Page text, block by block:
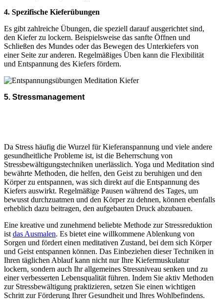
4. Spezifische Kieferübungen
Es gibt zahlreiche Übungen, die speziell darauf ausgerichtet sind,
den Kiefer zu lockern. Beispielsweise das sanfte Öffnen und
Schließen des Mundes oder das Bewegen des Unterkiefers von
einer Seite zur anderen. Regelmäßiges Üben kann die Flexibilität
und Entspannung des Kiefers fördern.
5. Stressmanagement
Da Stress häufig die Wurzel für Kieferanspannung und viele andere
gesundheitliche Probleme ist, ist die Beherrschung von
Stressbewältigungstechniken unerlässlich. Yoga und Meditation sind
bewährte Methoden, die helfen, den Geist zu beruhigen und den
Körper zu entspannen, was sich direkt auf die Entspannung des
Kiefers auswirkt. Regelmäßige Pausen während des Tages, um
bewusst durchzuatmen und den Körper zu dehnen, können ebenfalls
erheblich dazu beitragen, den aufgebauten Druck abzubauen.
Eine kreative und zunehmend beliebte Methode zur Stressreduktion
ist das Ausmalen. Es bietet eine willkommene Ablenkung von
Sorgen und fördert einen meditativen Zustand, bei dem sich Körper
und Geist entspannen können. Das Einbeziehen dieser Techniken in
Ihren täglichen Ablauf kann nicht nur Ihre Kiefermuskulatur
lockern, sondern auch Ihr allgemeines Stressniveau senken und zu
einer verbesserten Lebensqualität führen. Indem Sie aktiv Methoden
zur Stressbewältigung praktizieren, setzen Sie einen wichtigen
Schritt zur Förderung Ihrer Gesundheit und Ihres Wohlbefindens.